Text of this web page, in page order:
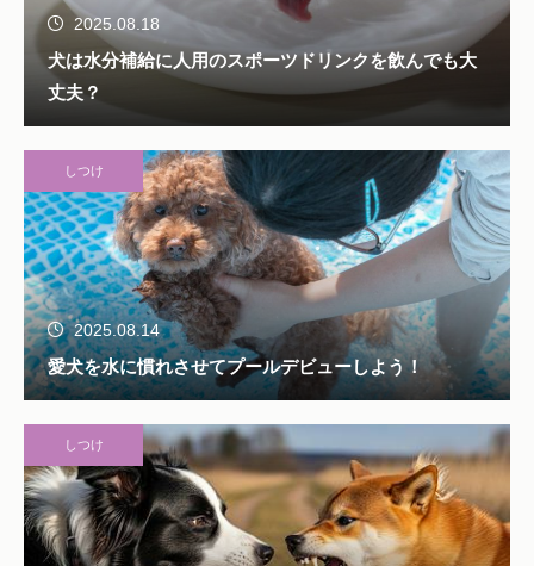
2025.08.18
犬は水分補給に人用のスポーツドリンクを飲んでも大
丈夫？
しつけ
2025.08.14
愛犬を水に慣れさせてプールデビューしよう！
しつけ